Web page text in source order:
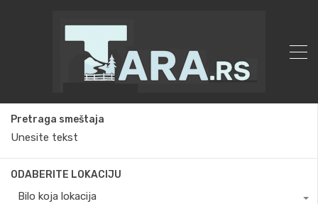
Pretraga smeštaja
ODABERITE LOKACIJU
Bilo koja lokacija